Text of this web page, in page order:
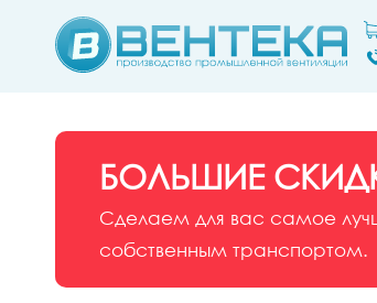
БОЛЬШИЕ
Сделаем для вас самое
собственным транспортом.